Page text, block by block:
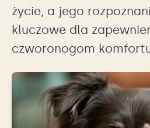
życie, a jego
kluczowe dla
czworonogom